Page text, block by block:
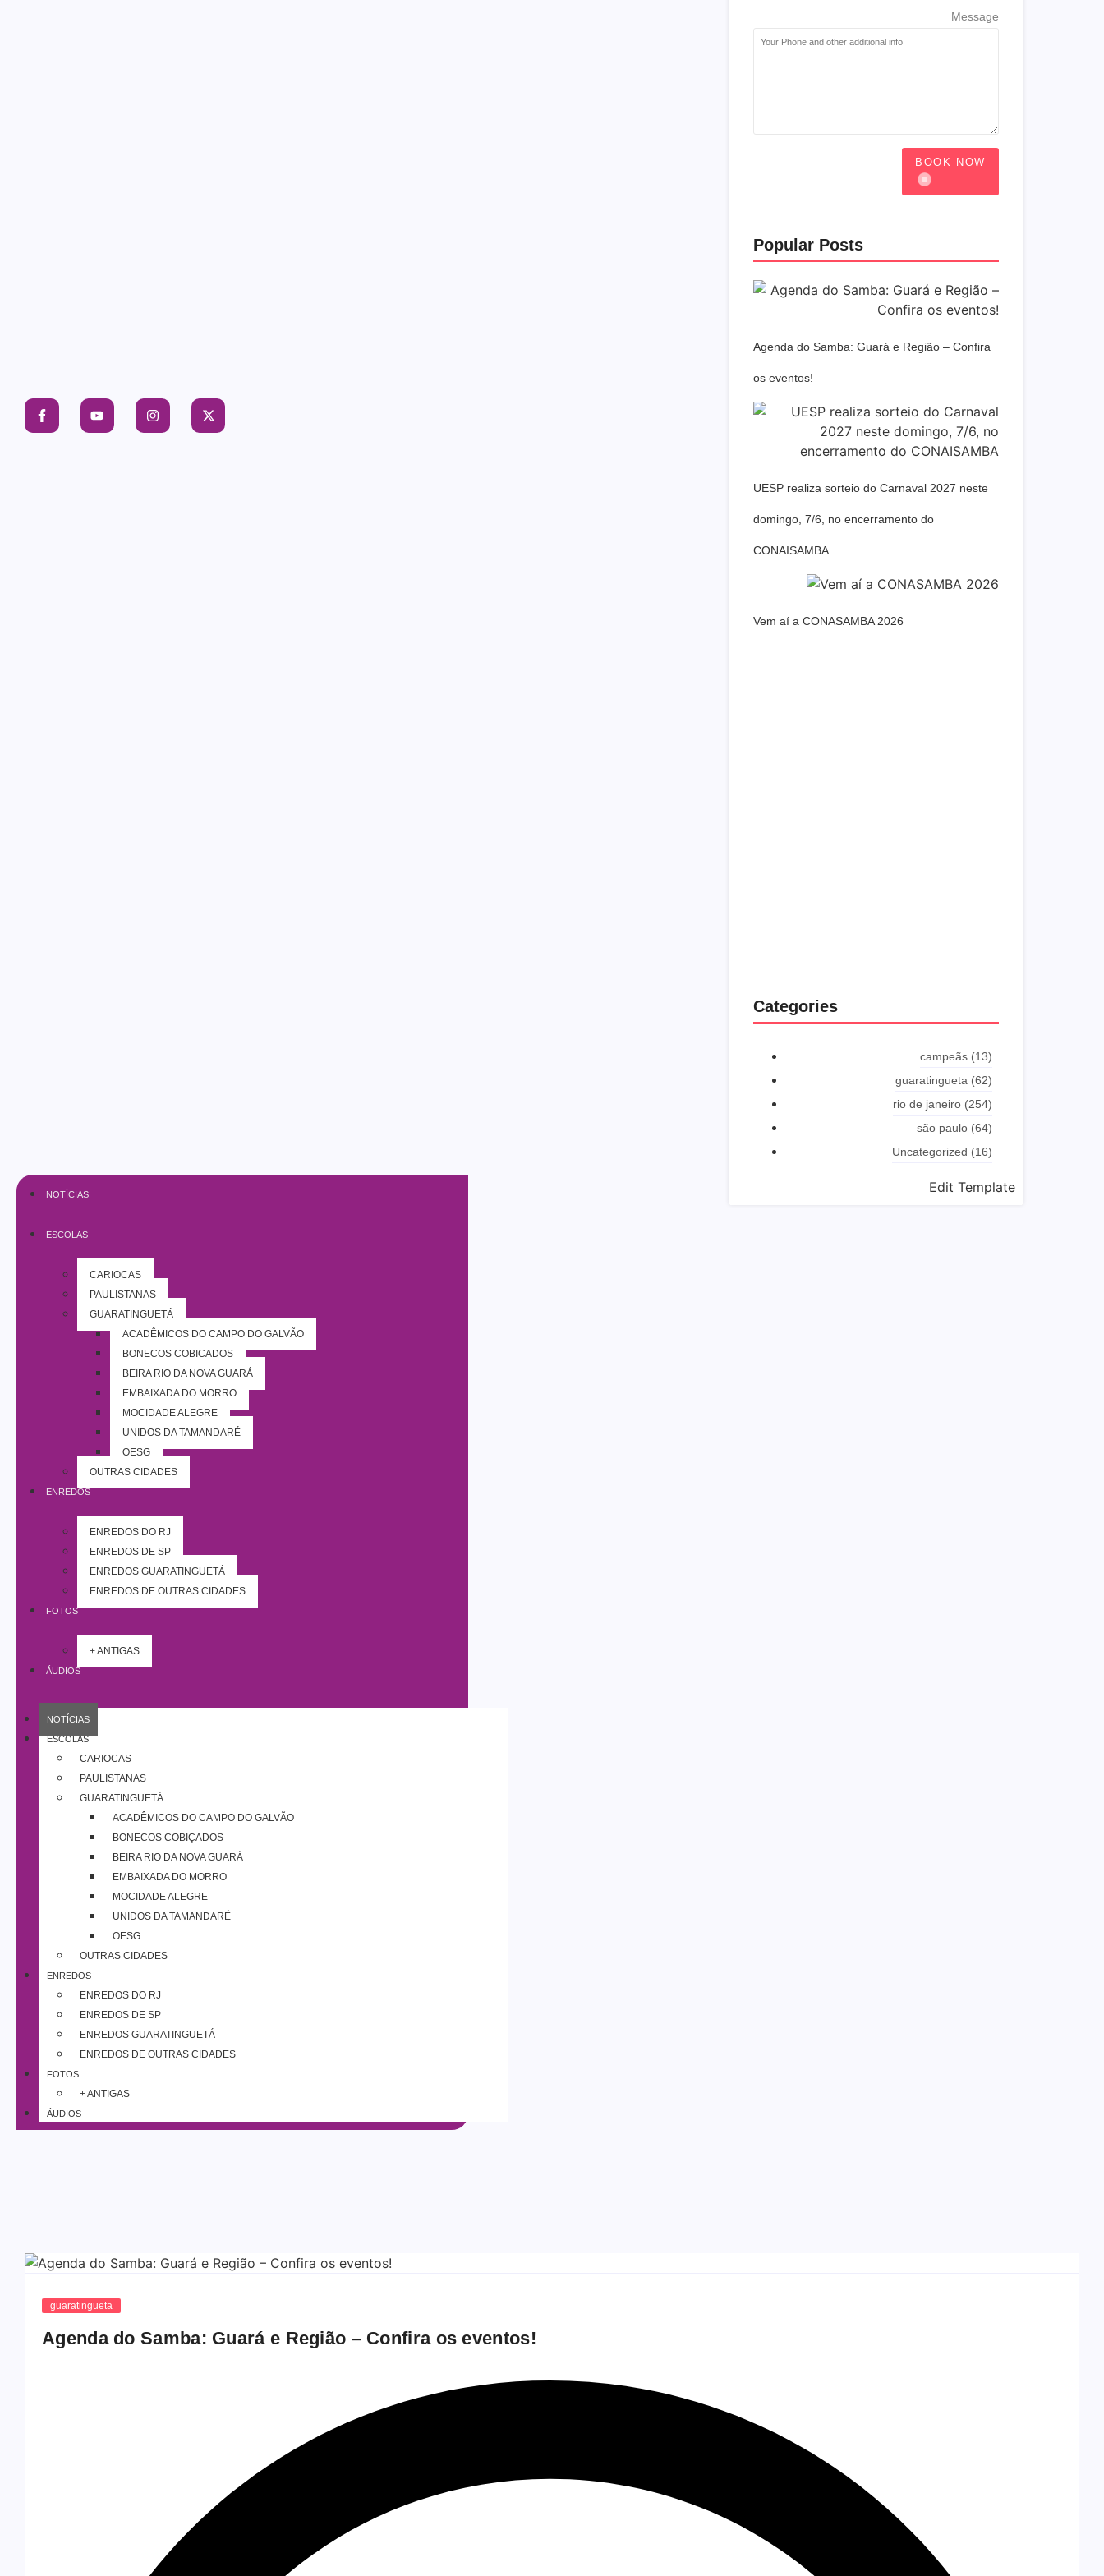
Message
BOOK NOW
Popular Posts
Agenda do Samba: Guará e Região – Confira
os eventos!
UESP realiza sorteio do Carnaval 2027 neste
domingo, 7/6, no encerramento do
CONAISAMBA
Vem aí a CONASAMBA 2026
Categories
campeãs(13)
guaratingueta(62)
rio de janeiro(254)
são paulo(64)
Uncategorized (16)
Edit Template
NOTÍCIAS
ESCOLAS
CARIOCAS
PAULISTANAS
GUARATINGUETÁ
ACADÊMICOS DO CAMPO DO GALVÃO
BONECOS COBIÇADOS
BEIRA RIO DA NOVA GUARÁ
EMBAIXADA DO MORRO
MOCIDADE ALEGRE
UNIDOS DA TAMANDARÉ
OESG
OUTRAS CIDADES
ENREDOS
ENREDOS DO RJ
ENREDOS DE SP
ENREDOS GUARATINGUETÁ
ENREDOS DE OUTRAS CIDADES
FOTOS
+ ANTIGAS
ÁUDIOS
NOTÍCIAS
ESCOLAS
CARIOCAS
PAULISTANAS
GUARATINGUETÁ
ACADÊMICOS DO CAMPO DO GALVÃO
BONECOS COBIÇADOS
BEIRA RIO DA NOVA GUARÁ
EMBAIXADA DO MORRO
MOCIDADE ALEGRE
UNIDOS DA TAMANDARÉ
OESG
OUTRAS CIDADES
ENREDOS
ENREDOS DO RJ
ENREDOS DE SP
ENREDOS GUARATINGUETÁ
ENREDOS DE OUTRAS CIDADES
FOTOS
+ ANTIGAS
ÁUDIOS
guaratingueta
Agenda do Samba: Guará e Região – Confira os eventos!